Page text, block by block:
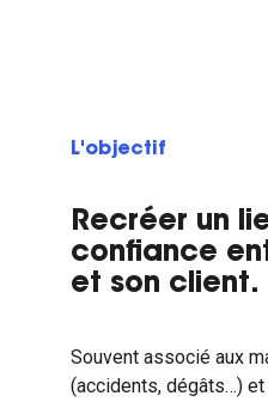
L'objectif
Recréer un
confiance
et son client.
Souvent associé aux
(accidents, dégâts…)